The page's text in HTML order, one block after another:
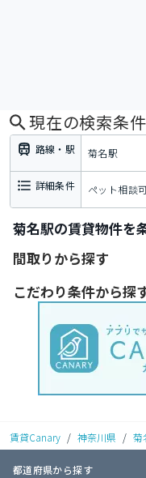
現在の検索条件
路線・駅 菊名駅
詳細条件 ペット相談
菊名駅の賃貸物件を
間取りから探す
こだわり条件から探
賃貸Canary / 神奈川県 / 菊
都道府県から探す